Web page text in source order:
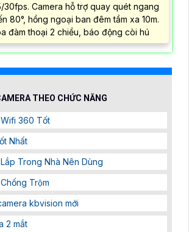
30fps. Camera hỗ trợ quay quét ngang
80°, hồng ngoại ban đêm tầm xa 10m.
đàm thoại 2 chiều, báo động còi hú
THEO CHỨC NĂNG
360 Tốt
Nhất
Trong Nhà Nên Dùng
Trộm
kbvision mới
2 mắt